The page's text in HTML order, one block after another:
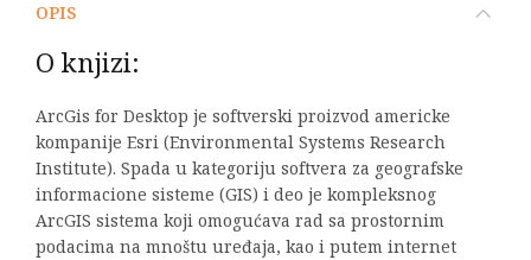
OPIS
O knjizi:
ArcGis for Desktop je softverski proizvod americke
kompanije Esri (Environmental Systems Research
Institute). Spada u kategoriju softvera za geografske
informacione sisteme (GIS) i deo je kompleksnog
ArcGIS sistema koji omogućava rad sa prostornim
podacima na mnoštu uređaja, kao i putem internet